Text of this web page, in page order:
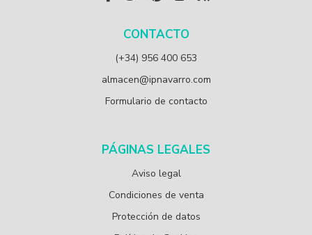
CONTACTO
(+34) 956 400 653
almacen@ipnavarro.com
Formulario de contacto
PÁGINAS LEGALES
Aviso legal
Condiciones de venta
Protección de datos